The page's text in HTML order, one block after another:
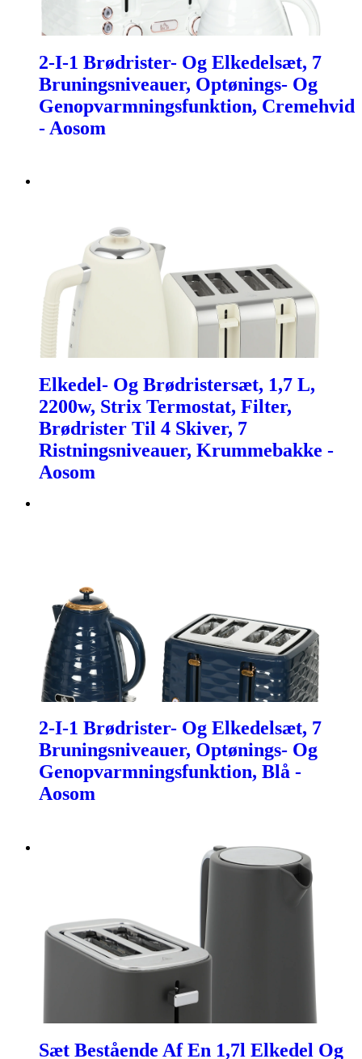
2-I-1 Brødrister- Og Elkedelsæt, 7
Bruningsniveauer, Optønings- Og
Genopvarmningsfunktion, Cremehvid
- Aosom
Elkedel- Og Brødristersæt, 1,7 L,
2200w, Strix Termostat, Filter,
Brødrister Til 4 Skiver, 7
Ristningsniveauer, Krummebakke -
Aosom
2-I-1 Brødrister- Og Elkedelsæt, 7
Bruningsniveauer, Optønings- Og
Genopvarmningsfunktion, Blå -
Aosom
Sæt Bestående Af En 1,7l Elkedel Og